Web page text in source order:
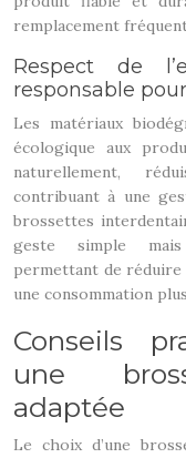
remplacement
Respect de
responsable
Les matériaux
écologique aux
naturellement,
contribuant à une
brossettes
geste simple mais
permettant de
une consommation
Conseils
une
adaptée
Le choix d’une